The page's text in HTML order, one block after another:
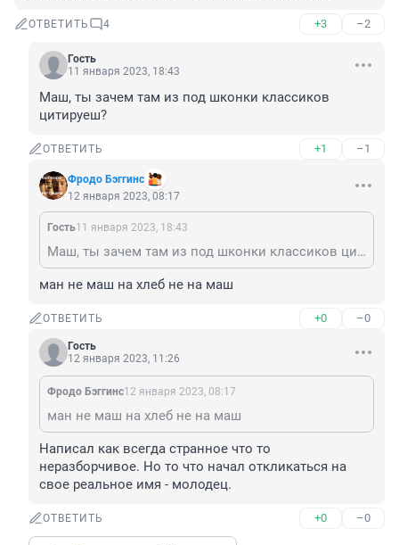
ОТВЕТИТЬ 4 +3 –2
Гость
11 января 2023, 18:43
Маш, ты зачем там из под шконки классиков
цитируеш?
ОТВЕТИТЬ +1 –1
Фродо Бэггинс
12 января 2023, 08:17
Гость11 января 2023, 18:43
Маш, ты зачем там из под шконки классиков цитируеш?
ман не маш на хлеб не на маш
ОТВЕТИТЬ +0 –0
Гость
12 января 2023, 11:26
Фродо Бэггинс12 января 2023, 08:17
ман не маш на хлеб не на маш
Написал как всегда странное что то
неразборчивое. Но то что начал откликаться на
свое реальное имя - молодец.
ОТВЕТИТЬ +0 –0